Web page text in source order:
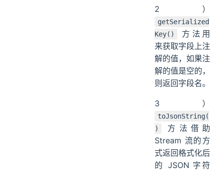
2）
getSerialized
Key()
方法用
来获取字段上注
解的值，如果注
解的值是空的，
则返回字段名。
3）
toJsonString(
)
方法借助
Stream 流的方
式返回格式化后
的 JSON 字符